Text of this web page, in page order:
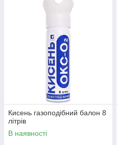
Кисень газоподібний балон 8
літрів
В наявності